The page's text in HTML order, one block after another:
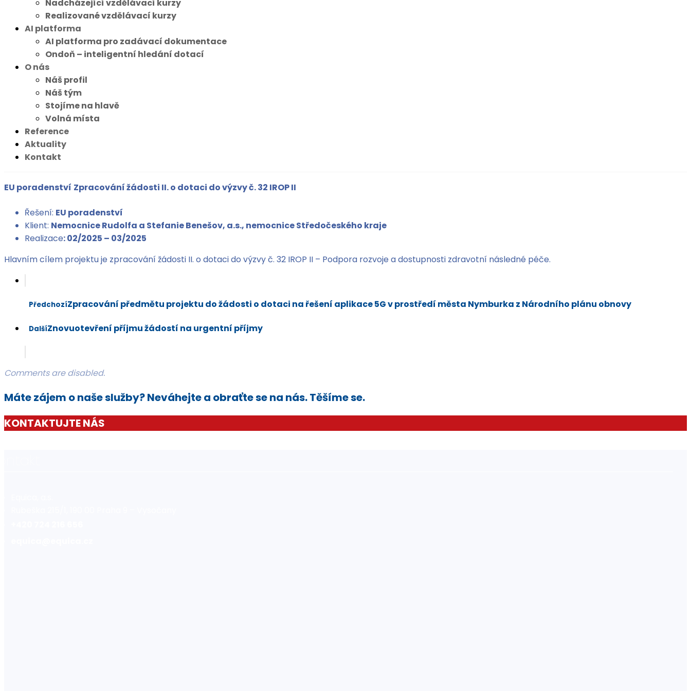
Nadcházející vzdělávací kurzy
Realizované vzdělávací kurzy
AI platforma
AI platforma pro zadávací dokumentace
Ondoň – inteligentní hledání dotací
O nás
Náš profil
Náš tým
Stojíme na hlavě
Volná místa
Reference
Aktuality
Kontakt
EU poradenství Zpracování žádosti II. o dotaci do výzvy č. 32 IROP II
Řešení: EU poradenství
Klient: Nemocnice Rudolfa a Stefanie Benešov, a.s., nemocnice Středočeského kraje
Realizace: 02/2025 – 03/2025
Hlavním cílem projektu je zpracování žádosti II. o dotaci do výzvy č. 32 IROP II – Podpora rozvoje a dostupnosti zdravotní následné péče.
PředchozíZpracování předmětu projektu do žádosti o dotaci na řešení aplikace 5G v prostředí města Nymburka z Národního plánu obnovy
DalšíZnovuotevření příjmu žádostí na urgentní příjmy
Comments are disabled.
Máte zájem o naše služby? Neváhejte a obraťte se na nás. Těšíme se.
KONTAKTUJTE NÁS